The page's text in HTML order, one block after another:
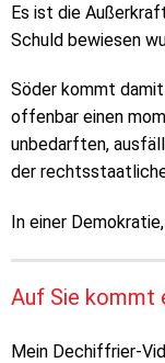
Es ist die
Schuld bewiesen
Söder kommt
offenbar einen
unbedarften,
der
In einer
Auf Sie kommt
Mein Dechiffrier-